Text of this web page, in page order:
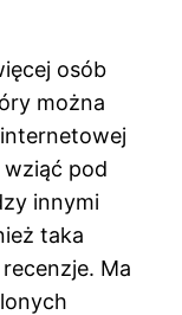
osób
można
pod
innymi
taka
Ma